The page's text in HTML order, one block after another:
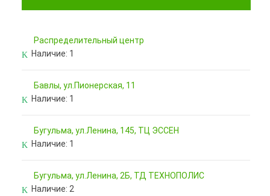
Pаспределительный центр
Наличие: 1
Бавлы, ул.Пионерская, 11
Наличие: 1
Бугульма, ул.Ленина, 145, ТЦ ЭССЕН
Наличие: 1
Бугульма, ул.Ленина, 2Б, ТД ТЕХНОПОЛИС
Наличие: 2